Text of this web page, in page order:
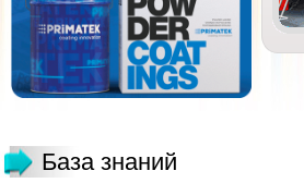
База знаний